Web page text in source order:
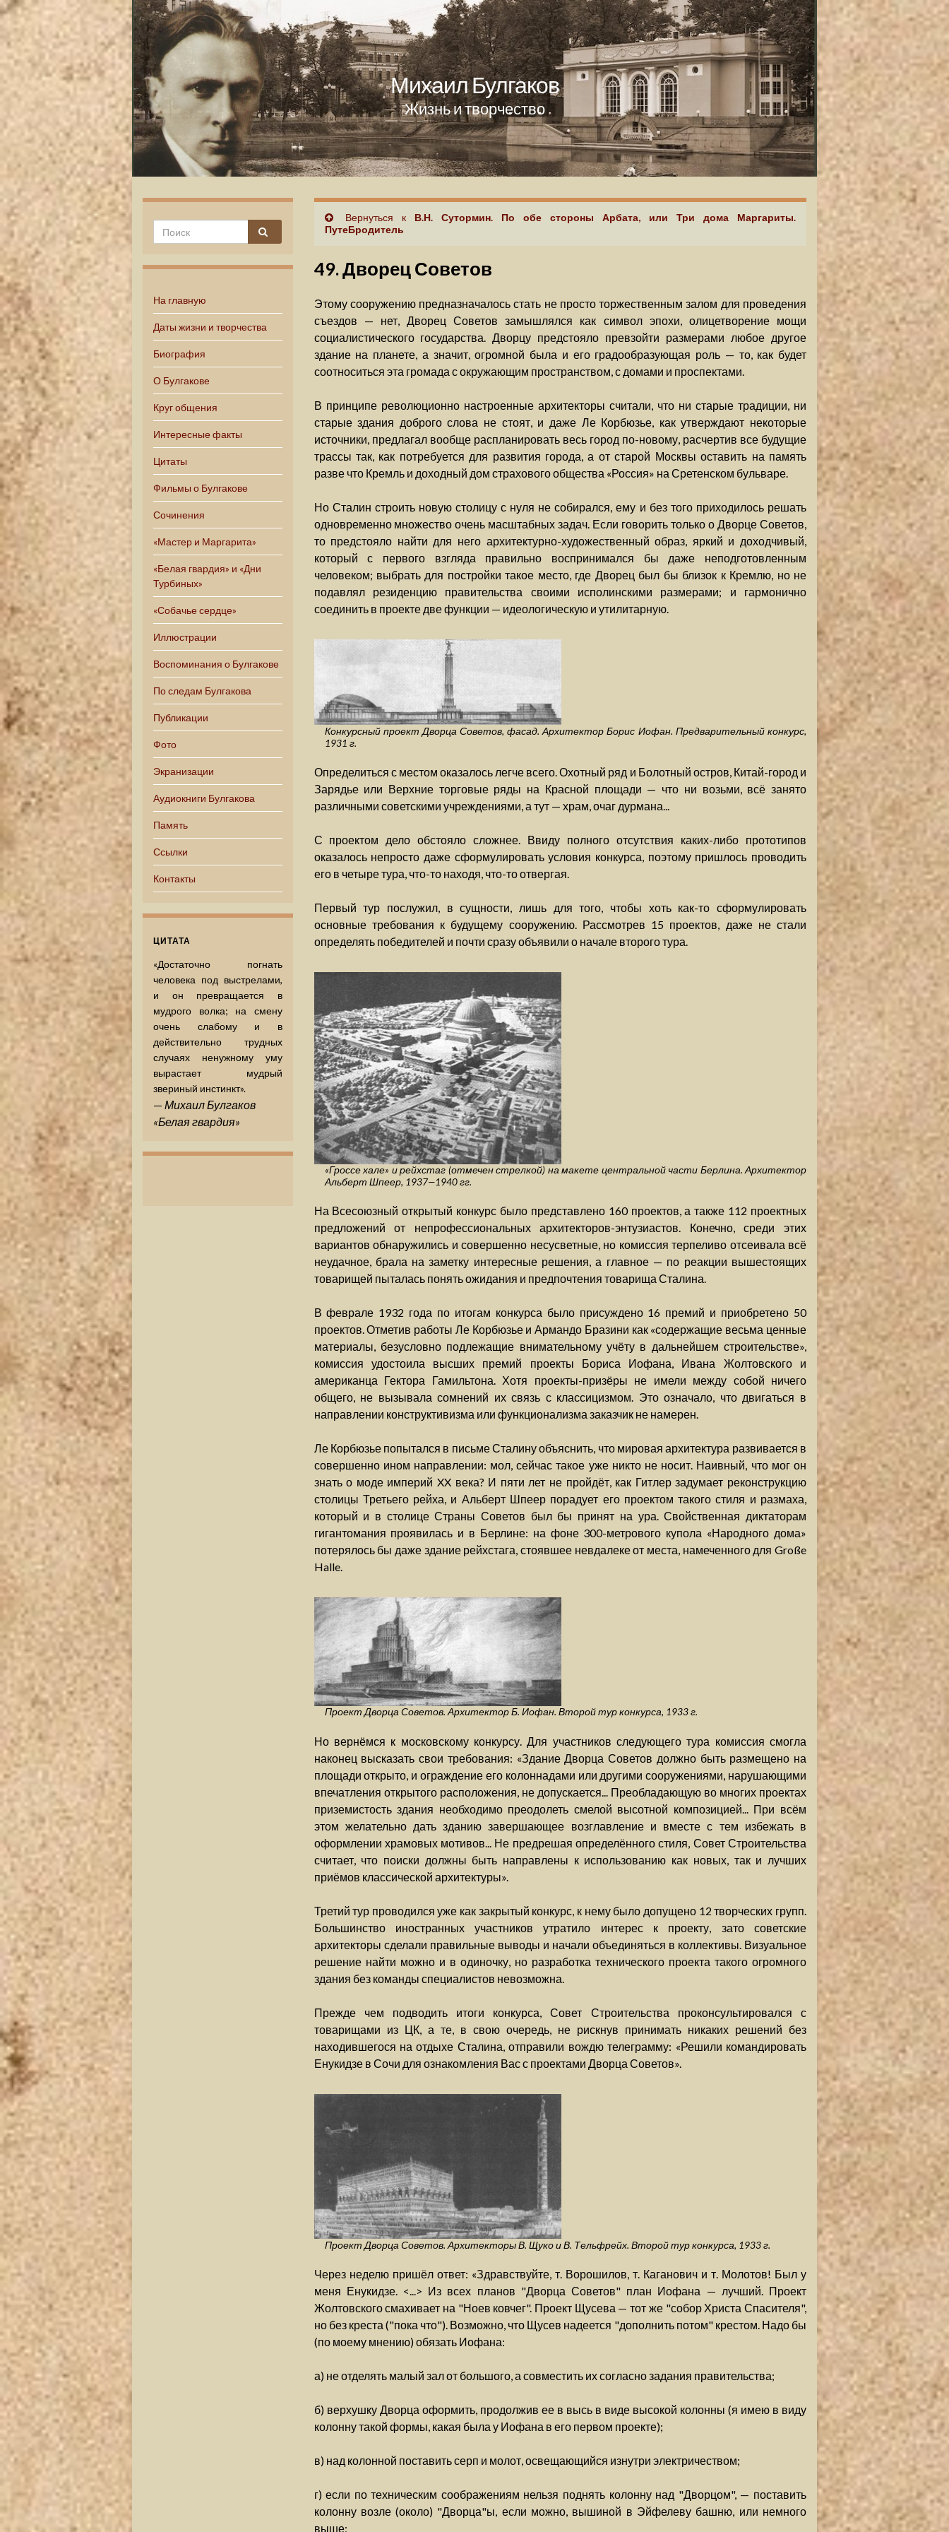
Михаил Булгаков
Жизнь и творчество
На главную
Даты жизни и творчества
Биография
О Булгакове
Круг общения
Интересные факты
Цитаты
Фильмы о Булгакове
Сочинения
«Мастер и Маргарита»
«Белая гвардия» и «Дни
Турбиных»
«Собачье сердце»
Иллюстрации
Воспоминания о Булгакове
По следам Булгакова
Публикации
Фото
Экранизации
Аудиокниги Булгакова
Память
Ссылки
Контакты
ЦИТАТА
«Достаточно погнать
человека под выстрелами,
и он превращается в
мудрого волка; на смену
очень слабому и в
действительно трудных
случаях ненужному уму
вырастает мудрый
звериный инстинкт».
— Михаил Булгаков
«Белая гвардия»
Вернуться к В.Н. Сутормин. По обе стороны Арбата, или Три дома Маргариты.
ПутеБродитель
49. Дворец Советов
Этому сооружению предназначалось стать не просто торжественным залом для проведения
съездов — нет, Дворец Советов замышлялся как символ эпохи, олицетворение мощи
социалистического государства. Дворцу предстояло превзойти размерами любое другое
здание на планете, а значит, огромной была и его градообразующая роль — то, как будет
соотноситься эта громада с окружающим пространством, с домами и проспектами.
В принципе революционно настроенные архитекторы считали, что ни старые традиции, ни
старые здания доброго слова не стоят, и даже Ле Корбюзье, как утверждают некоторые
источники, предлагал вообще распланировать весь город по-новому, расчертив все будущие
трассы так, как потребуется для развития города, а от старой Москвы оставить на память
разве что Кремль и доходный дом страхового общества «Россия» на Сретенском бульваре.
Но Сталин строить новую столицу с нуля не собирался, ему и без того приходилось решать
одновременно множество очень масштабных задач. Если говорить только о Дворце Советов,
то предстояло найти для него архитектурно-художественный образ, яркий и доходчивый,
который с первого взгляда правильно воспринимался бы даже неподготовленным
человеком; выбрать для постройки такое место, где Дворец был бы близок к Кремлю, но не
подавлял резиденцию правительства своими исполинскими размерами; и гармонично
соединить в проекте две функции — идеологическую и утилитарную.
Конкурсный проект Дворца Советов, фасад. Архитектор Борис Иофан. Предварительный конкурс,
1931 г.
Определиться с местом оказалось легче всего. Охотный ряд и Болотный остров, Китай-город и
Зарядье или Верхние торговые ряды на Красной площади — что ни возьми, всё занято
различными советскими учреждениями, а тут — храм, очаг дурмана...
С проектом дело обстояло сложнее. Ввиду полного отсутствия каких-либо прототипов
оказалось непросто даже сформулировать условия конкурса, поэтому пришлось проводить
его в четыре тура, что-то находя, что-то отвергая.
Первый тур послужил, в сущности, лишь для того, чтобы хоть как-то сформулировать
основные требования к будущему сооружению. Рассмотрев 15 проектов, даже не стали
определять победителей и почти сразу объявили о начале второго тура.
«Гроссе хале» и рейхстаг (отмечен стрелкой) на макете центральной части Берлина. Архитектор
Альберт Шпеер, 1937—1940 гг.
На Всесоюзный открытый конкурс было представлено 160 проектов, а также 112 проектных
предложений от непрофессиональных архитекторов-энтузиастов. Конечно, среди этих
вариантов обнаружились и совершенно несусветные, но комиссия терпеливо отсеивала всё
неудачное, брала на заметку интересные решения, а главное — по реакции вышестоящих
товарищей пыталась понять ожидания и предпочтения товарища Сталина.
В феврале 1932 года по итогам конкурса было присуждено 16 премий и приобретено 50
проектов. Отметив работы Ле Корбюзье и Армандо Бразини как «содержащие весьма ценные
материалы, безусловно подлежащие внимательному учёту в дальнейшем строительстве»,
комиссия удостоила высших премий проекты Бориса Иофана, Ивана Жолтовского и
американца Гектора Гамильтона. Хотя проекты-призёры не имели между собой ничего
общего, не вызывала сомнений их связь с классицизмом. Это означало, что двигаться в
направлении конструктивизма или функционализма заказчик не намерен.
Ле Корбюзье попытался в письме Сталину объяснить, что мировая архитектура развивается в
совершенно ином направлении: мол, сейчас такое уже никто не носит. Наивный, что мог он
знать о моде империй XX века? И пяти лет не пройдёт, как Гитлер задумает реконструкцию
столицы Третьего рейха, и Альберт Шпеер порадует его проектом такого стиля и размаха,
который и в столице Страны Советов был бы принят на ура. Свойственная диктаторам
гигантомания проявилась и в Берлине: на фоне 300-метрового купола «Народного дома»
потерялось бы даже здание рейхстага, стоявшее невдалеке от места, намеченного для Große
Halle.
Проект Дворца Советов. Архитектор Б. Иофан. Второй тур конкурса, 1933 г.
Но вернёмся к московскому конкурсу. Для участников следующего тура комиссия смогла
наконец высказать свои требования: «Здание Дворца Советов должно быть размещено на
площади открыто, и ограждение его колоннадами или другими сооружениями, нарушающими
впечатления открытого расположения, не допускается... Преобладающую во многих проектах
приземистость здания необходимо преодолеть смелой высотной композицией... При всём
этом желательно дать зданию завершающее возглавление и вместе с тем избежать в
оформлении храмовых мотивов... Не предрешая определённого стиля, Совет Строительства
считает, что поиски должны быть направлены к использованию как новых, так и лучших
приёмов классической архитектуры».
Третий тур проводился уже как закрытый конкурс, к нему было допущено 12 творческих групп.
Большинство иностранных участников утратило интерес к проекту, зато советские
архитекторы сделали правильные выводы и начали объединяться в коллективы. Визуальное
решение найти можно и в одиночку, но разработка технического проекта такого огромного
здания без команды специалистов невозможна.
Прежде чем подводить итоги конкурса, Совет Строительства проконсультировался с
товарищами из ЦК, а те, в свою очередь, не рискнув принимать никаких решений без
находившегося на отдыхе Сталина, отправили вождю телеграмму: «Решили командировать
Енукидзе в Сочи для ознакомления Вас с проектами Дворца Советов».
Проект Дворца Советов. Архитекторы В. Щуко и В. Тельфрейх. Второй тур конкурса, 1933 г.
Через неделю пришёл ответ: «Здравствуйте, т. Ворошилов, т. Каганович и т. Молотов! Был у
меня Енукидзе. <...> Из всех планов "Дворца Советов" план Иофана — лучший. Проект
Жолтовского смахивает на "Ноев ковчег". Проект Щусева — тот же "собор Христа Спасителя",
но без креста ("пока что"). Возможно, что Щусев надеется "дополнить потом" крестом. Надо бы
(по моему мнению) обязать Иофана:
а) не отделять малый зал от большого, а совместить их согласно задания правительства;
б) верхушку Дворца оформить, продолжив ее в высь в виде высокой колонны (я имею в виду
колонну такой формы, какая была у Иофана в его первом проекте);
в) над колонной поставить серп и молот, освещающийся изнутри электричеством;
г) если по техническим соображениям нельзя поднять колонну над "Дворцом", — поставить
колонну возле (около) "Дворца"ы, если можно, вышиной в Эйфелеву башню, или немного
выше;